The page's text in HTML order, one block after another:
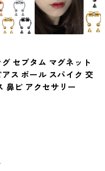
セプタム マグネット
ス ボール スパイク 交
鼻ピ アクセサリー